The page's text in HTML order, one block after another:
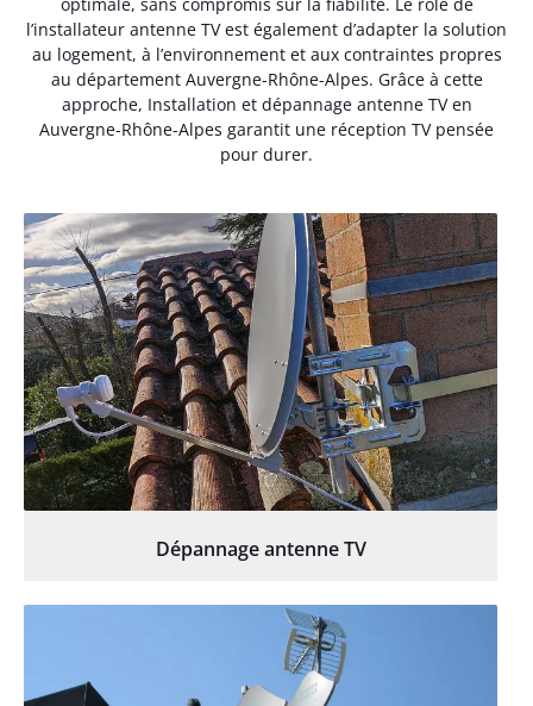
l’installateur antenne TV est également d’adapter la solution
au logement, à l’environnement et aux contraintes propres
au département Auvergne-Rhône-Alpes. Grâce à cette
approche, Installation et dépannage antenne TV en
Auvergne-Rhône-Alpes garantit une réception TV pensée
pour durer.
Dépannage antenne TV